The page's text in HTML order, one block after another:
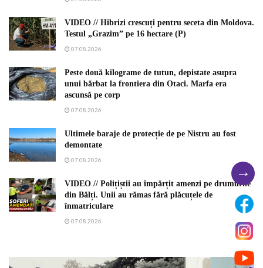
VIDEO // Hibrizi crescuți pentru seceta din Moldova.
Testul „Grazim” pe 16 hectare (P)
07.08.2026
Peste două kilograme de tutun, depistate asupra
unui bărbat la frontiera din Otaci. Marfa era
ascunsă pe corp
07.08.2026
Ultimele baraje de protecție de pe Nistru au fost
demontate
07.08.2026
VIDEO // Polițiștii au împărțit amenzi pe drumurile
din Bălți. Unii au rămas fără plăcuțele de
înmatriculare
07.08.2026
→